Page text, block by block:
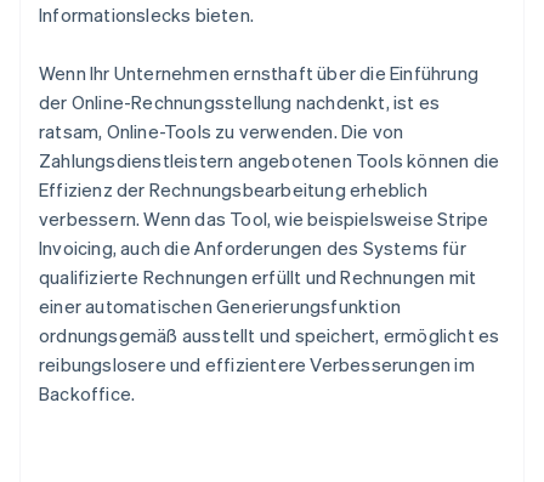
Informationslecks bieten.
Wenn Ihr Unternehmen ernsthaft über die Einführung
der Online-Rechnungsstellung nachdenkt, ist es
ratsam, Online-Tools zu verwenden. Die von
Zahlungsdienstleistern angebotenen Tools können die
Effizienz der Rechnungsbearbeitung erheblich
verbessern. Wenn das Tool, wie beispielsweise Stripe
Invoicing, auch die Anforderungen des Systems für
qualifizierte Rechnungen erfüllt und Rechnungen mit
einer automatischen Generierungsfunktion
ordnungsgemäß ausstellt und speichert, ermöglicht es
reibungslosere und effizientere Verbesserungen im
Backoffice.